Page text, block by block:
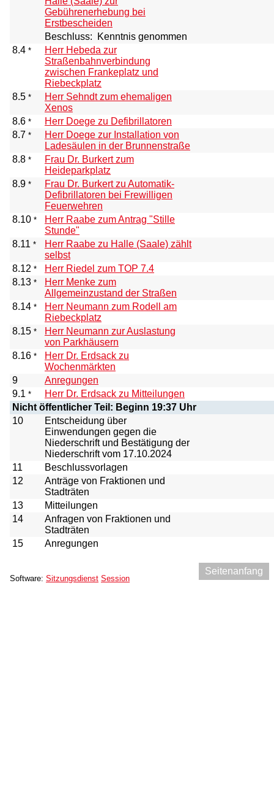
Gebührenerhebung bei
Erstbescheiden
Beschluss:
Kenntnis genommen
8.4 *
Herr Hebeda zur
Straßenbahnverbindung
zwischen Frankeplatz und
Riebeckplatz
8.5 *
Herr Sehndt zum ehemaligen
Xenos
8.6 *
Herr Doege zu Defibrillatoren
8.7 *
Herr Doege zur Installation von
Ladesäulen in der Brunnenstraße
8.8 *
Frau Dr. Burkert zum
Heideparkplatz
8.9 *
Frau Dr. Burkert zu Automatik-
Defibrillatoren bei Frewilligen
Feuerwehren
8.10 *
Herr Raabe zum Antrag "Stille
Stunde"
8.11 *
Herr Raabe zu Halle (Saale) zählt
selbst
8.12 *
Herr Riedel zum TOP 7.4
8.13 *
Herr Menke zum
Allgemeinzustand der Straßen
8.14 *
Herr Neumann zum Rodell am
Riebeckplatz
8.15 *
Herr Neumann zur Auslastung
von Parkhäusern
8.16 *
Herr Dr. Erdsack zu
Wochenmärkten
9
Anregungen
9.1 *
Herr Dr. Erdsack zu Mitteilungen
Nicht öffentlicher Teil: Beginn 19:37 Uhr
10
Entscheidung über
Einwendungen gegen die
Niederschrift und Bestätigung der
Niederschrift vom 17.10.2024
11
Beschlussvorlagen
12
Anträge von Fraktionen und
Stadträten
13
Mitteilungen
14
Anfragen von Fraktionen und
Stadträten
15
Anregungen
Seitenanfang
Software: Sitzungsdienst Session